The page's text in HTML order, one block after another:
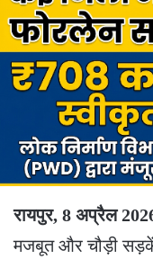
रायपुर, 8 अप्रैल
मजबूत और चौड़ी सड़कें